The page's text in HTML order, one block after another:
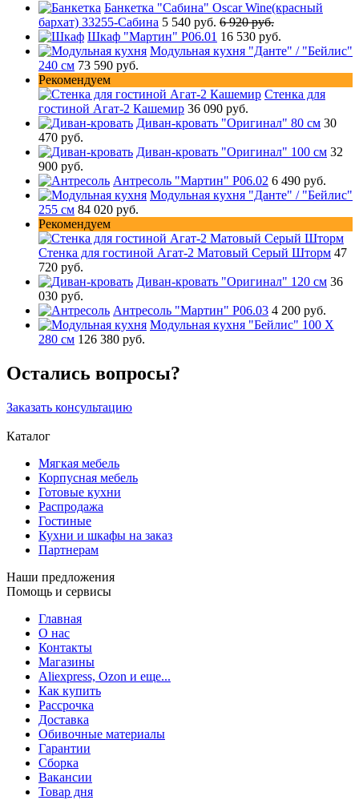
Банкетка "Сабина" Oscar Wine(красный
бархат) 33255-Сабина 5 540 руб. 6 920 руб.
Шкаф "Мартин" Р06.01 16 530 руб.
Модульная кухня "Данте" / "Бейлис"
240 см 73 590 руб.
Рекомендуем
Стенка для
гостиной Агат-2 Кашемир 36 090 руб.
Диван-кровать "Оригинал" 80 см 30
470 руб.
Диван-кровать "Оригинал" 100 см 32
900 руб.
Антресоль "Мартин" Р06.02 6 490 руб.
Модульная кухня "Данте" / "Бейлис"
255 см 84 020 руб.
Рекомендуем
Стенка для гостиной Агат-2 Матовый Серый Шторм 47
720 руб.
Диван-кровать "Оригинал" 120 см 36
030 руб.
Антресоль "Мартин" Р06.03 4 200 руб.
Модульная кухня "Бейлис" 100 Х
280 см 126 380 руб.
Остались вопросы?
Заказать консультацию
Каталог
Мягкая мебель
Корпусная мебель
Готовые кухни
Распродажа
Гостиные
Кухни и шкафы на заказ
Партнерам
Наши предложения
Помощь и сервисы
Главная
О нас
Контакты
Магазины
Aliexpress, Ozon и еще...
Как купить
Рассрочка
Доставка
Обивочные материалы
Гарантии
Сборка
Вакансии
Товар дня